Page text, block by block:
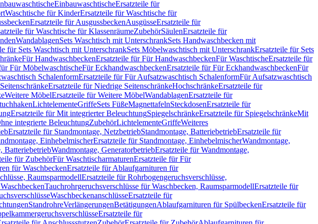
EinbauwaschtischeErsatzteile für
Waschtische für KinderErsatzteile für Waschtische für
Ersatzteile für AusgussbeckenAusgüsseErsatzteile für
für Waschtische für KlassenräumeZubehörSäulenErsatzteile für
WandablagenSets Waschtisch mit UnterschrankSets Handwaschbecken mit
für Sets Waschtisch mit UnterschrankSets Möbelwaschtisch mit UnterschrankErsatzteile für Sets
Für HandwaschbeckenErsatzteile für Für HandwaschbeckenFür WaschtischeErsatzteile für
Für MöbelwaschtischeFür EckhandwaschbeckenErsatzteile für Für EckhandwaschbeckenFür
SchalenformErsatzteile für Für Aufsatzwaschtisch SchalenformFür Aufsatzwaschtisch
Ersatzteile für Niedrige SeitenschränkeHochschränkeErsatzteile für
Weitere MöbelErsatzteile für Weitere MöbelWandablagenErsatzteile für
LichtelementeGriffeSets FüßeMagnettafelnSteckdosenErsatzteile für
Ersatzteile für Mit integrierter BeleuchtungSpiegelschränkeErsatzteile für SpiegelschränkeMit
integrierte BeleuchtungZubehörLichtelementeGriffeWeiteres
Ersatzteile für Standmontage, NetzbetriebStandmontage, BatteriebetriebErsatzteile für
EinhebelmischerErsatzteile für Standmontage, EinhebelmischerWandmontage,
BatteriebetriebWandmontage, GeneratorbetriebErsatzteile für Wandmontage,
für ZubehörFür WaschtischarmaturenErsatzteile für Für
für WaschbeckenErsatzteile für Ablaufgarnituren für
RaumsparmodellErsatzteile für Rohrbogengeruchsverschlüsse,
Tauchrohrgeruchsverschlüsse für Waschbecken, RaumsparmodellErsatzteile für
WaschbeckenanschlüsseErsatzteile für
StandrohreVerlängerungenBetätigungenAblaufgarnituren für SpülbeckenErsatzteile für
Ersatzteile für